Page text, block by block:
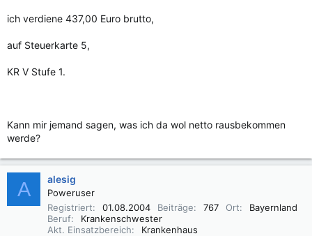
ich verdiene 437,00 Euro brutto,
auf Steuerkarte 5,
KR V Stufe 1.
Kann mir jemand sagen, was ich da wol netto rausbekommen
werde?
A alesig
Poweruser
Registriert
01.08.2004 Beiträge 767 Ort
Bayernland
Beruf
Krankenschwester
Akt. Einsatzbereich
Krankenhaus